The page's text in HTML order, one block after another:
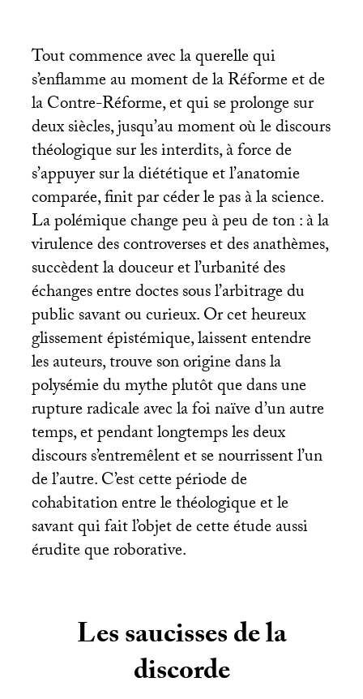
Tout commence avec la querelle qui
s’enflamme au moment de la Réforme et de
la Contre-Réforme, et qui se prolonge sur
deux siècles, jusqu’au moment où le discours
théologique sur les interdits, à force de
s’appuyer sur la diététique et l’anatomie
comparée, finit par céder le pas à la science.
La polémique change peu à peu de ton : à la
virulence des controverses et des anathèmes,
succèdent la douceur et l’urbanité des
échanges entre doctes sous l’arbitrage du
public savant ou curieux. Or cet heureux
glissement épistémique, laissent entendre
les auteurs, trouve son origine dans la
polysémie du mythe plutôt que dans une
rupture radicale avec la foi naïve d’un autre
temps, et pendant longtemps les deux
discours s’entremêlent et se nourrissent l’un
de l’autre. C’est cette période de
cohabitation entre le théologique et le
savant qui fait l’objet de cette étude aussi
érudite que roborative.
Les saucisses de la
discorde